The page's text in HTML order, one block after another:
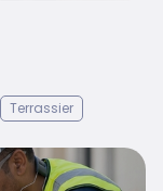
Terrassier